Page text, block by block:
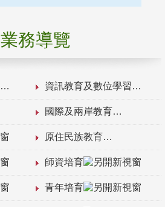
業務導覽
資訊教育及數位學習
國際及兩岸教育
原住民族教育
師資培育
青年培育